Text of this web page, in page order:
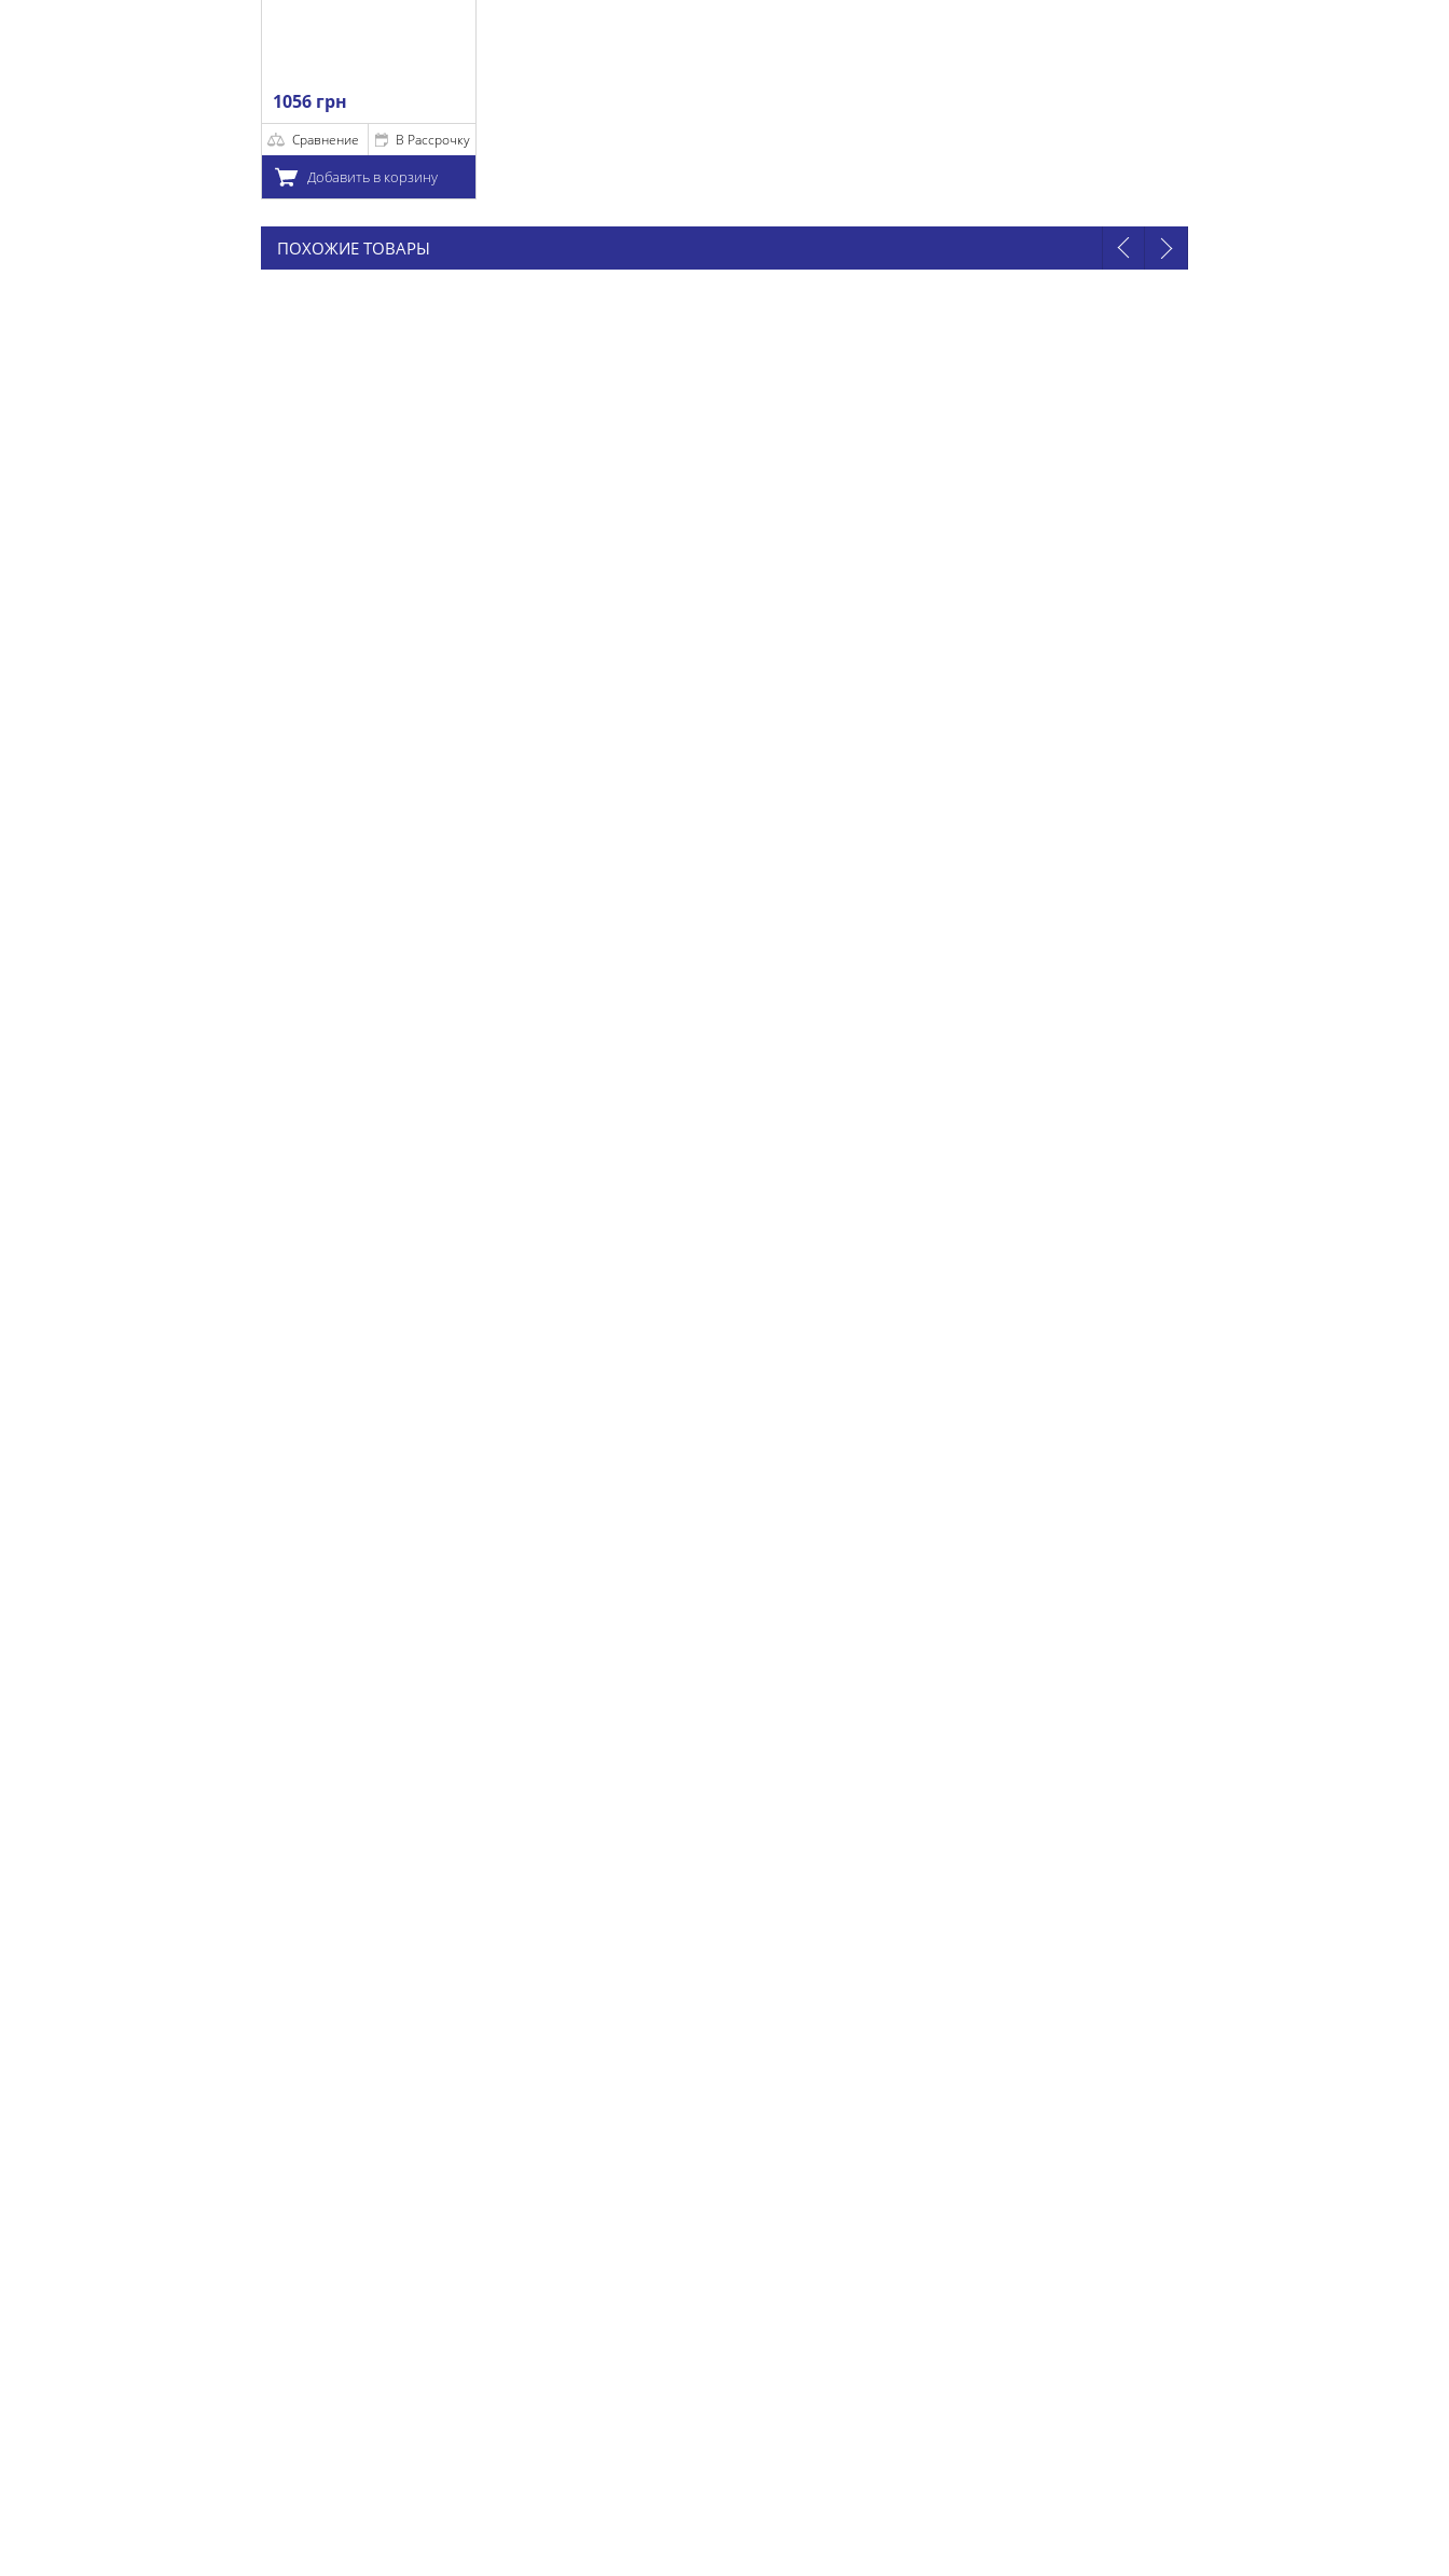
1056 грн
Сравнение В Рассрочку
Добавить в корзину
ПОХОЖИЕ ТОВАРЫ